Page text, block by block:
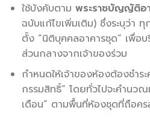
ใช้บังคับตาม พระราชบัญญัติอ
ฉบับแก้ไขเพิ่มเติม) ซึ่งระบุว่า
ตั้ง “นิติบุคคลอาคารชุด” เพื่อบ
ส่วนกลางจากเจ้าของร่วม
กำหนดให้เจ้าของห้องต้องชำร
กรรมสิทธิ์” โดยทั่วไปจะคำนว
เดือน” ตามพื้นที่ห้องชุดที่ถือค